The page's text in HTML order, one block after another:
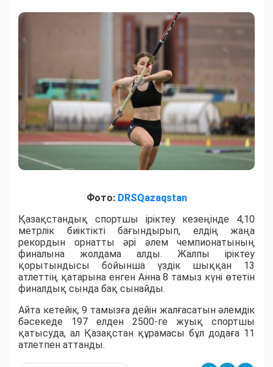
Фото: DRSQazaqstan
Қазақстандық спортшы іріктеу кезеңінде 4,10
метрлік биіктікті бағындырып, елдің жаңа
рекордын орнатты әрі әлем чемпионатының
финалына жолдама алды. Жалпы іріктеу
қорытындысы бойынша үздік шыққан 13
атлеттің қатарына енген Анна 8 тамыз күні өтетін
финалдық сында бақ сынайды.
Айта кетейік, 9 тамызға дейін жалғасатын әлемдік
бәсекеде 197 елден 2500-ге жуық спортшы
қатысуда, ал Қазақстан құрамасы бұл додаға 11
атлетпен аттанды.